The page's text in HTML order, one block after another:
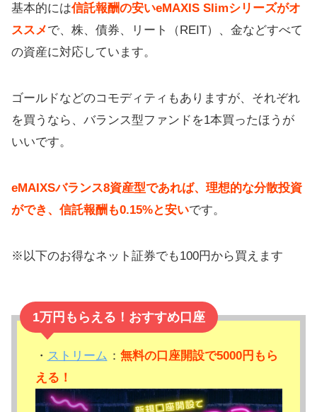
基本的には信託報酬の安いeMAXIS Slimシリーズがオ
ススメで、株、債券、リート（REIT）、金などすべて
の資産に対応しています。
ゴールドなどのコモディティもありますが、それぞれ
を買うなら、バランス型ファンドを1本買ったほうが
いいです。
eMAIXSバランス8資産型であれば、理想的な分散投資
ができ、信託報酬も0.15%と安いです。
※以下のお得なネット証券でも100円から買えます
1万円もらえる！おすすめ口座
・ ストリーム ： 無料の口座開設で5000円もら
える！